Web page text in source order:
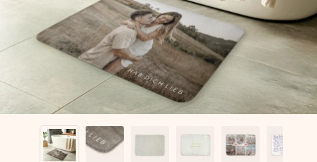
Erstelle etwas Einzigartiges in wenigen Schritten – mit
ihrem Namen, deinem Foto oder einer Nachricht von
Herzen. Kein Stress, nur pure Liebe für den perfekten
Moment.